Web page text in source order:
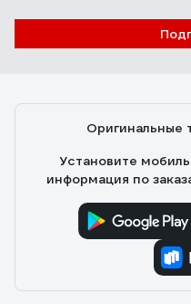
Оригинальные
Установите
информация по